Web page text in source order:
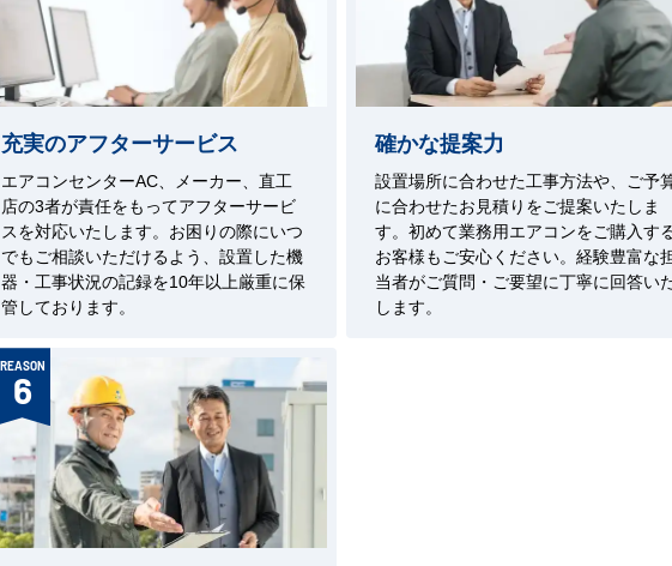
充実のアフターサービス
エアコンセンターAC、メーカー、直工
店の3者が責任をもってアフターサービ
スを対応いたします。お困りの際にいつ
でもご相談いただけるよう、設置した機
器・工事状況の記録を10年以上厳重に保
管しております。
確かな提案力
設置場所に合わせた工事方法や、ご予
に合わせたお見積りをご提案いたしま
す。初めて業務用エアコンをご購入す
お客様もご安心ください。経験豊富な
当者がご質問・ご要望に丁寧に回答い
します。
REASON
6